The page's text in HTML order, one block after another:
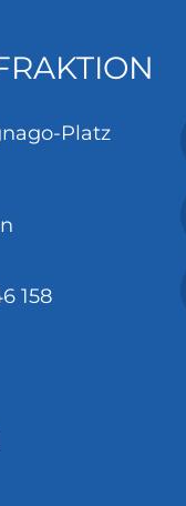
Platz
158